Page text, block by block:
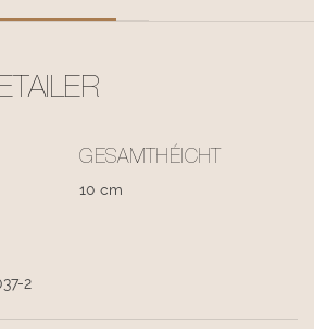
GESAMTHÉICHT
10 cm
2